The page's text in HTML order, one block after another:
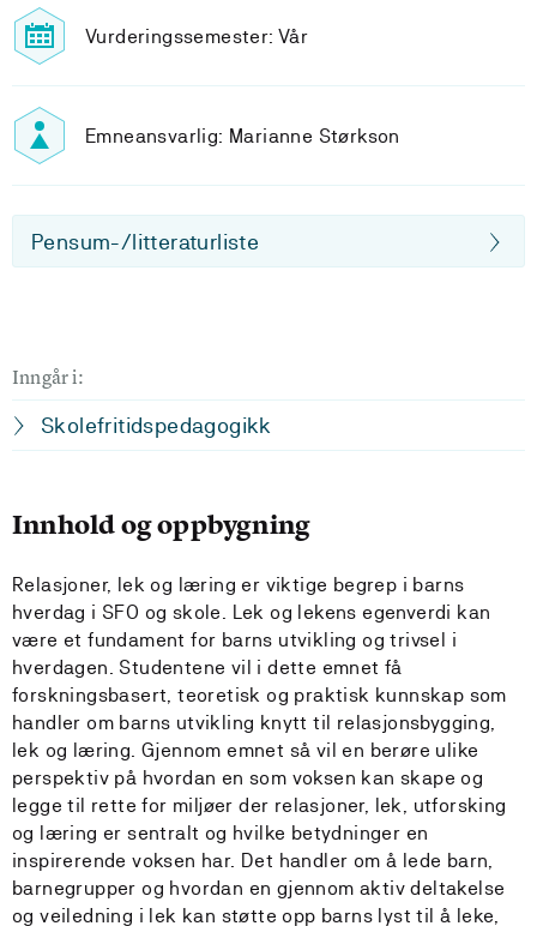
Vurderingssemester: Vår
Emneansvarlig: Marianne Størkson
Pensum-/litteraturliste
Inngår i:
Skolefritidspedagogikk
Innhold og oppbygning
Relasjoner, lek og læring er viktige begrep i barns
hverdag i SFO og skole. Lek og lekens egenverdi kan
være et fundament for barns utvikling og trivsel i
hverdagen. Studentene vil i dette emnet få
forskningsbasert, teoretisk og praktisk kunnskap som
handler om barns utvikling knytt til relasjonsbygging,
lek og læring. Gjennom emnet så vil en berøre ulike
perspektiv på hvordan en som voksen kan skape og
legge til rette for miljøer der relasjoner, lek, utforsking
og læring er sentralt og hvilke betydninger en
inspirerende voksen har. Det handler om å lede barn,
barnegrupper og hvordan en gjennom aktiv deltakelse
og veiledning i lek kan støtte opp barns lyst til å leke,